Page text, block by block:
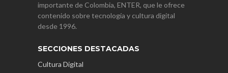
importante de Colombia, ENTER, que le ofrece
contenido sobre tecnología y cultura digital
desde 1996.
SECCIONES DESTACADAS
Cultura Digital